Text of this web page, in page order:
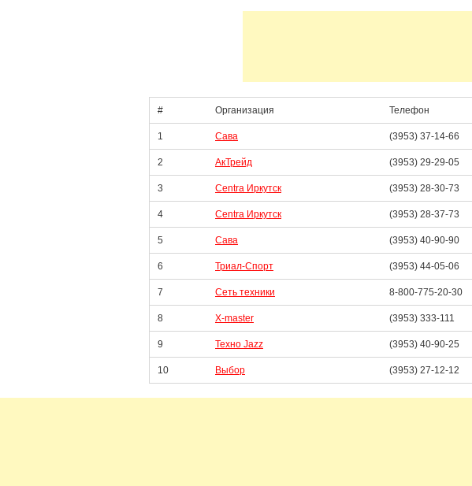
# Организация Телефон
1 Сава (3953) 37-14-66
2 АкТрейд (3953) 29-29-05
3 Centra Иркутск (3953) 28-30-73
4 Centra Иркутск (3953) 28-37-73
5 Сава (3953) 40-90-90
6 Триал-Спорт (3953) 44-05-06
7 Сеть техники 8-800-775-20-30
8 X-master (3953) 333-111
9 Техно Jazz (3953) 40-90-25
10 Выбор (3953) 27-12-12